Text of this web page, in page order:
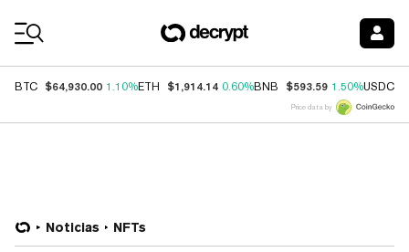
BTC $64,930.00 1.10%ETH $1,914.14 0.60%BNB $593.59 1.50%USDC
Price data by
Noticias NFTs